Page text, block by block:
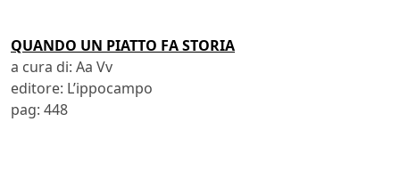
QUANDO UN PIATTO FA STORIA
a cura di: Aa Vv
editore: L’ippocampo
pag: 448